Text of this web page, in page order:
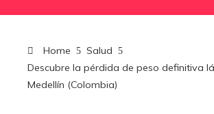
Home
Salud
Descubre la pérdida de peso definitiva
Medellín (Colombia)